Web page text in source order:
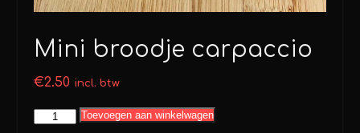
Mini broodje carpaccio
€2.50 incl. btw
Mini
Toevoegen aan winkelwagen